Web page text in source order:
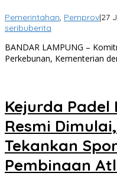
Pemerintahan, Pemprov|27
seribuberita
BANDAR LAMPUNG –
Perkebunan, Kementerian
Kejurda Padel
Resmi
Tekankan
Pembinaan